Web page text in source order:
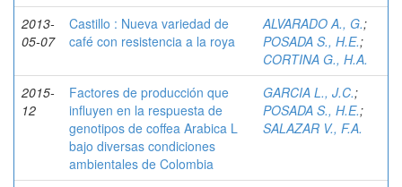
2013-
05-07
Castillo : Nueva variedad de
café con resistencia a la roya
ALVARADO A., G.;
POSADA S., H.E.;
CORTINA G., H.A.
2015-
12
Factores de producción que
influyen en la respuesta de
genotipos de coffea Arabica L
bajo diversas condiciones
ambientales de Colombia
GARCIA L., J.C.;
POSADA S., H.E.;
SALAZAR V., F.A.